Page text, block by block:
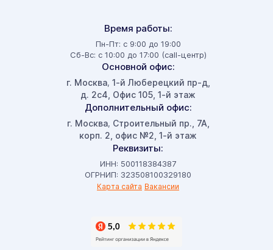
Время работы:
Пн-Пт: с 9:00 до 19:00
Сб-Вс: с 10:00 до 17:00 (call-центр)
Основной офис:
г. Москва, 1-й Люберецкий пр-д,
д. 2с4, Офис 105, 1-й этаж
Дополнительный офис:
г. Москва, Строительный пр., 7А,
корп. 2, офис №2, 1-й этаж
Реквизиты:
ИНН: 500118384387
ОГРНИП: 323508100329180
Карта сайта Вакансии